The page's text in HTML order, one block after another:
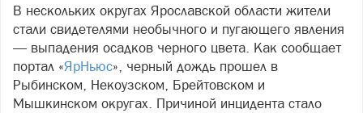
В нескольких округах Ярославской области жители
стали свидетелями необычного и пугающего явления
— выпадения осадков черного цвета. Как сообщает
портал «ЯрНьюс», черный дождь прошел в
Рыбинском, Некоузском, Брейтовском и
Мышкинском округах. Причиной инцидента стало